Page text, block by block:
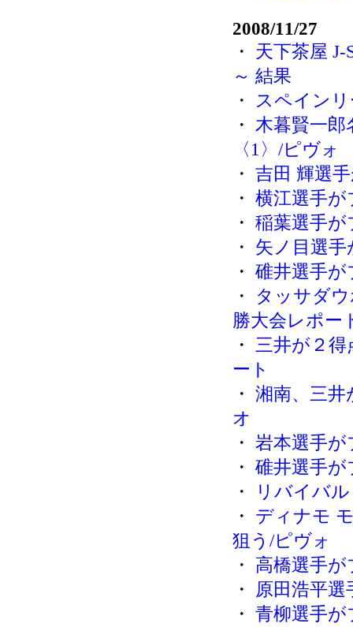
2008/11/27
・ 天下茶屋 J-
～ 結果
・
スペイン
・ 木暮賢一
〈1〉/ピヴォ
・ 吉田 輝選
・ 横江選手
・ 稲葉選手
・ 矢ノ目選
・ 碓井選手
・
タッサダ
勝大会レポー
・ 三井が２
ート
・ 湘南、三
オ
・ 岩本選手
・ 碓井選手
・
リバイバ
・ ディナモ
狙う/ピヴォ
・ 高橋選手
・
原田浩平
・ 青柳選手